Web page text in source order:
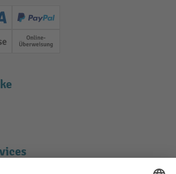
(Visa)
PayPal
Online-Überweisung